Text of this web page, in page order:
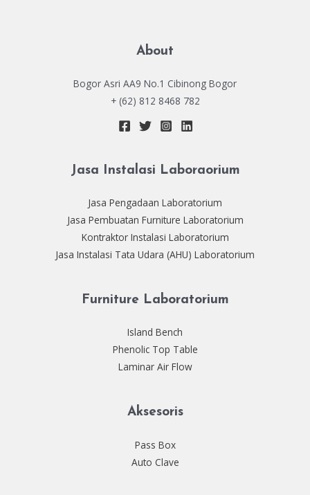
About
Bogor Asri AA9 No.1 Cibinong Bogor
+ (62) 812 8468 782
Jasa Instalasi Laboraorium
Jasa Pengadaan Laboratorium
Jasa Pembuatan Furniture Laboratorium
Kontraktor Instalasi Laboratorium
Jasa Instalasi Tata Udara (AHU) Laboratorium
Furniture Laboratorium
Island Bench
Phenolic Top Table
Laminar Air Flow
Aksesoris
Pass Box
Auto Clave